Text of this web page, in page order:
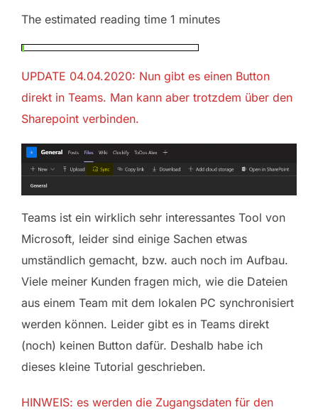
The estimated reading time 1 minutes
UPDATE 04.04.2020: Nun gibt es einen Button
direkt in Teams. Man kann aber trotzdem über den
Sharepoint verbinden.
Teams ist ein wirklich sehr interessantes Tool von
Microsoft, leider sind einige Sachen etwas
umständlich gemacht, bzw. auch noch im Aufbau.
Viele meiner Kunden fragen mich, wie die Dateien
aus einem Team mit dem lokalen PC synchronisiert
werden können. Leider gibt es in Teams direkt
(noch) keinen Button dafür. Deshalb habe ich
dieses kleine Tutorial geschrieben.
HINWEIS: es werden die Zugangsdaten für den